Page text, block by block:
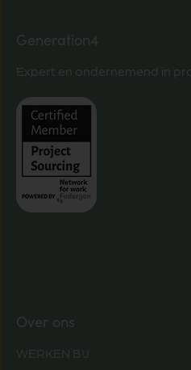
Generation4
Expert en ondernemend in
Over ons